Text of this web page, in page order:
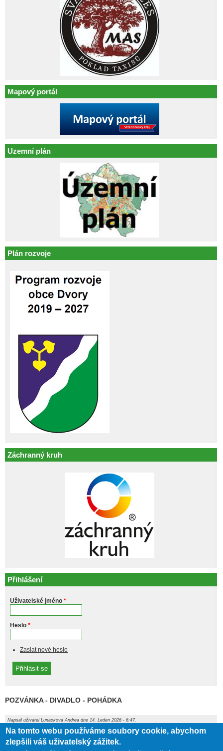
Mapový portál
Uzemní plán
Plán rozvoje
Záchranný kruh
Přihlášení
Uživatelské jméno *
Heslo *
Zaslat nové heslo
POZVÁNKA - DIVADLO - POHÁDKA
Napsal uživatel Lunackova Andrea dne 14. Leden 2026 - 6:47.
Příloha
Velikost
20260114065830.pdf 104.45 KB
Na tomto webu používáme soubory cookie, abychom
zlepšili váš uživatelský zážitek.